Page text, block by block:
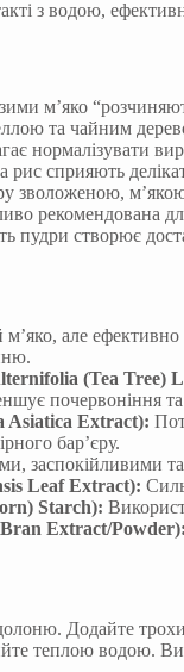
з водою,
м’яко
та чайним
нормалізувати
рис сприяють
зволоженою,
рекомендована
пудри створює
але
(Tea Tree)
почервоніння
Asiatica Extract):
бар’єру.
заспокійливими
Leaf Extract):
Starch):
Extract/Powder):
Додайте
теплою водою.